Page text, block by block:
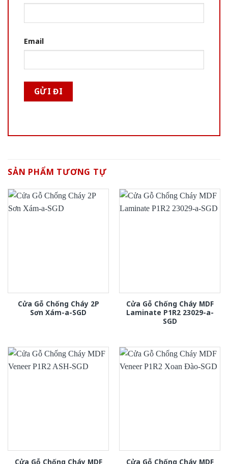
Email
SẢN PHẨM TƯƠNG TỰ
Cửa Gỗ Chống Cháy 2P
Sơn Xám-a-SGD
Cửa Gỗ Chống Cháy MDF
Laminate P1R2 23029-a-
SGD
Cửa Gỗ Chống Cháy MDF Cửa Gỗ Chống Cháy MDF